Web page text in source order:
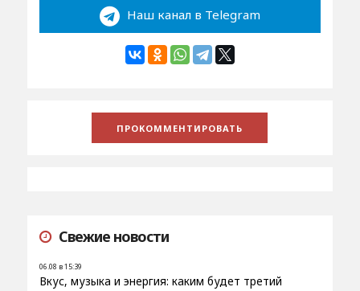
Наш канал в Telegram
Свежие новости
06.08 в 15:39
Вкус, музыка и энергия: каким будет третий